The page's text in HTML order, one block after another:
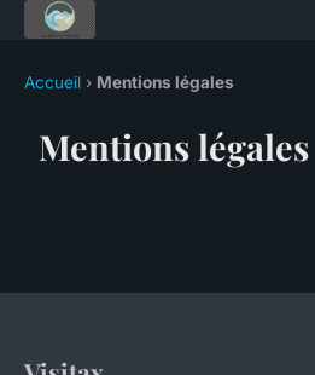
Accueil › Mentions légales
Mentions légales